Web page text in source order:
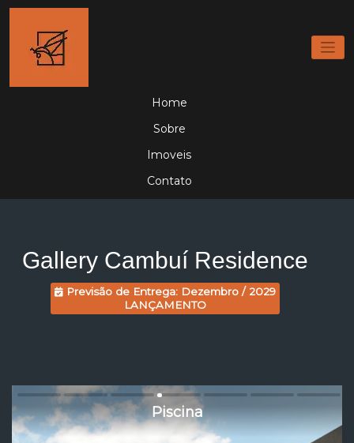
Home
Sobre
Imoveis
Contato
Gallery Cambuí Residence
Previsão de Entrega: Dezembro / 2029
LANÇAMENTO
Piscina